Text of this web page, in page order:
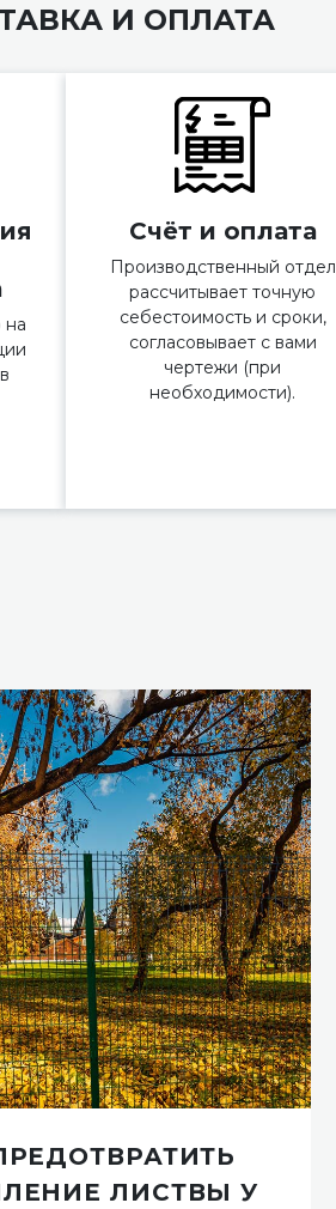
И ОПЛАТА
на
Счёт и оплата
Производственный отдел
рассчитывает точную
себестоимость и сроки,
согласовывает с вами
чертежи (при
необходимости).
ЛИСТВЫ У